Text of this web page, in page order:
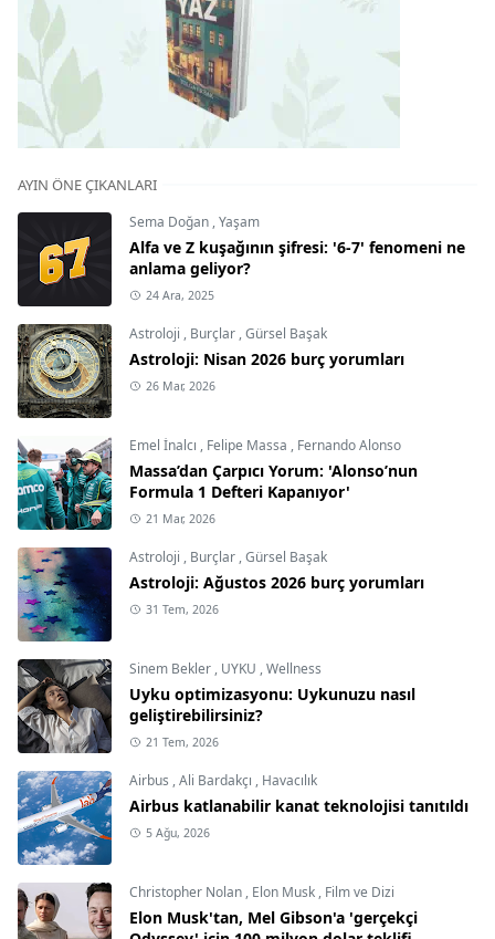
AYIN ÖNE ÇIKANLARI
Sema Doğan ,Yaşam
Alfa ve Z kuşağının şifresi: '6-7' fenomeni ne
anlama geliyor?
24 Ara, 2025
Astroloji , Burçlar ,Gürsel Başak
Astroloji: Nisan 2026 burç yorumları
26 Mar, 2026
Emel İnalcı , Felipe Massa , Fernando Alonso
Massa’dan Çarpıcı Yorum: 'Alonso’nun
Formula 1 Defteri Kapanıyor'
21 Mar, 2026
Astroloji , Burçlar ,Gürsel Başak
Astroloji: Ağustos 2026 burç yorumları
31 Tem, 2026
Sinem Bekler , UYKU ,Wellness
Uyku optimizasyonu: Uykunuzu nasıl
geliştirebilirsiniz?
21 Tem, 2026
Airbus ,Ali Bardakçı , Havacılık
Airbus katlanabilir kanat teknolojisi tanıtıldı
5 Ağu, 2026
Christopher Nolan , Elon Musk , Film ve Dizi
Elon Musk'tan, Mel Gibson'a 'gerçekçi